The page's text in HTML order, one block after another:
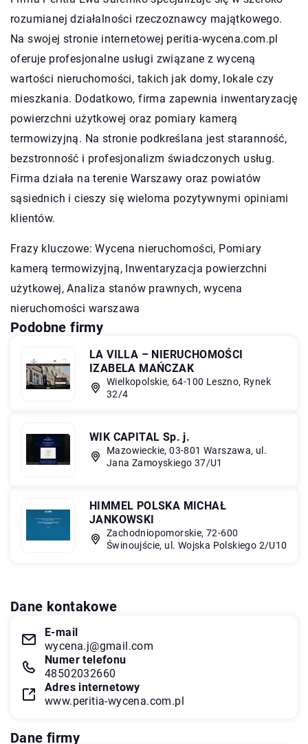
rozumianej działalności rzeczoznawcy majątkowego.
Na swojej stronie internetowej peritia-wycena.com.pl
oferuje profesjonalne usługi związane z wyceną
wartości nieruchomości, takich jak domy, lokale czy
mieszkania. Dodatkowo, firma zapewnia inwentaryzację
powierzchni użytkowej oraz pomiary kamerą
termowizyjną. Na stronie podkreślana jest staranność,
bezstronność i profesjonalizm świadczonych usług.
Firma działa na terenie Warszawy oraz powiatów
sąsiednich i cieszy się wieloma pozytywnymi opiniami
klientów.
Frazy kluczowe: Wycena nieruchomości, Pomiary
kamerą termowizyjną, Inwentaryzacja powierzchni
użytkowej, Analiza stanów prawnych,wycena
nieruchomości warszawa
Podobne firmy
LA VILLA – NIERUCHOMOŚCI
IZABELA MAŃCZAK
Wielkopolskie, 64-100 Leszno, Rynek
32/4
WIK CAPITAL Sp. j.
Mazowieckie, 03-801 Warszawa, ul.
Jana Zamoyskiego 37/U1
HIMMEL POLSKA MICHAŁ
JANKOWSKI
Zachodniopomorskie, 72-600
Świnoujście, ul. Wojska Polskiego 2/U10
Dane kontakowe
E-mail
wycena.j@gmail.com
Numer telefonu
48502032660
Adres internetowy
www.peritia-wycena.com.pl
Dane firmy